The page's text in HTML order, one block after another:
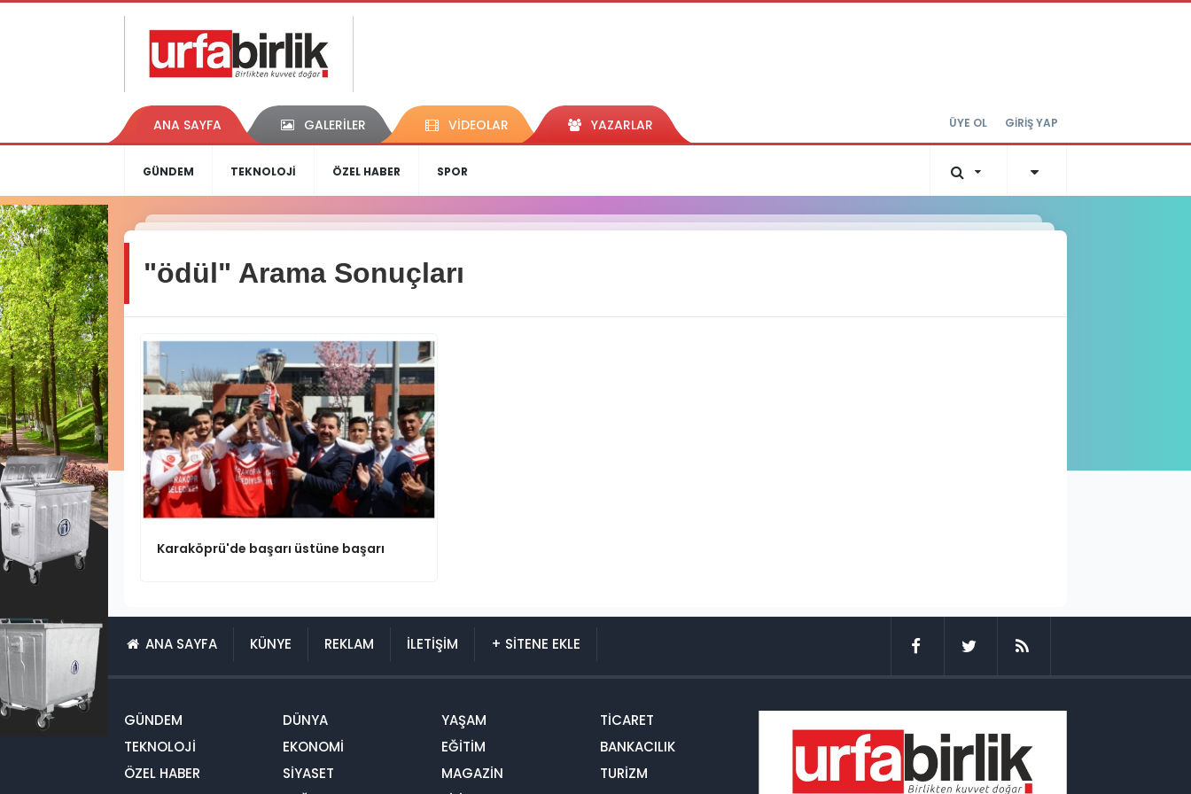
ANA SAYFA GALERİLER VİDEOLAR YAZARLAR ÜYE OL GİRİŞ YAP
GÜNDEM TEKNOLOJİ ÖZEL HABER SPOR
"ödül" Arama Sonuçları
Karaköprü'de başarı üstüne başarı
ANA SAYFA KÜNYE REKLAM İLETİŞİM + SİTENE EKLE
GÜNDEM
TEKNOLOJİ
ÖZEL HABER
DÜNYA
EKONOMİ
SİYASET
YAŞAM
EĞİTİM
MAGAZİN
TİCARET
BANKACILIK
TURİZM